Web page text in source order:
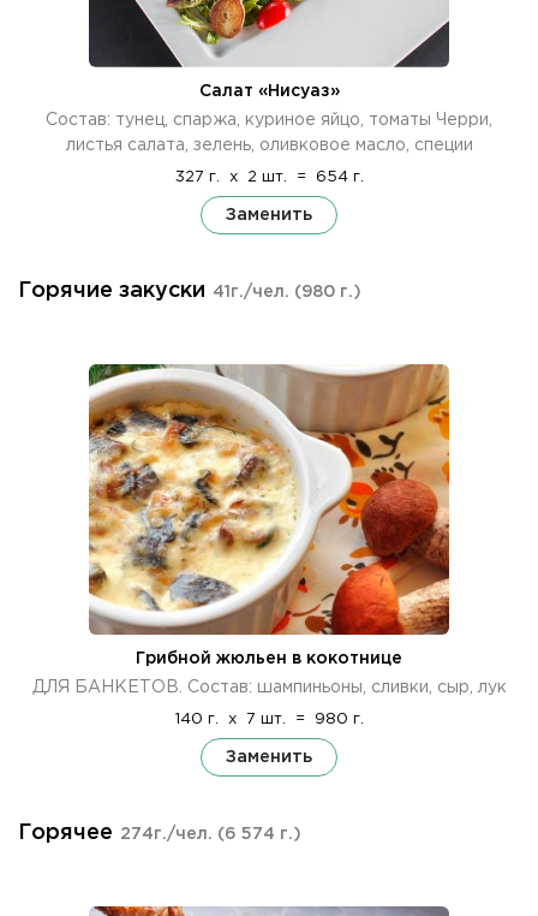
Салат «Нисуаз»
Состав: тунец, спаржа, куриное яйцо, томаты Черри,
листья салата, зелень, оливковое масло, специи
327 г. x 2 шт. = 654 г.
Заменить
Горячие закуски 41г./чел. (980 г.)
Грибной жюльен в кокотнице
ДЛЯ БАНКЕТОВ. Состав: шампиньоны, сливки, сыр, лук
140 г. x 7 шт. = 980 г.
Заменить
Горячее 274г./чел. (6 574 г.)